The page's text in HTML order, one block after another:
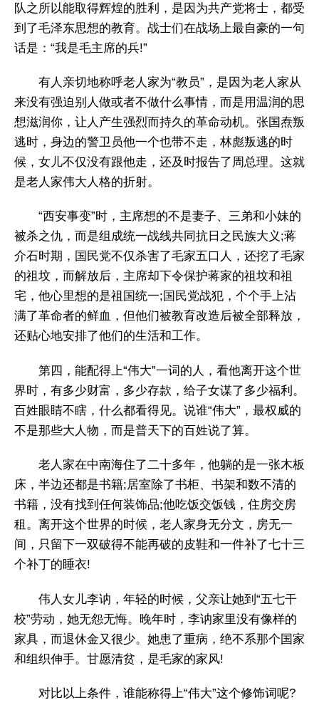
队之所以能取得辉煌的胜利，是因为共产党将士，都受
到了毛泽东思想的教育。战士们在战场上最自豪的一句
话是：“我是毛主席的兵!”
有人亲切地称呼老人家为“教员”，是因为老人家从
来没有强迫别人做或者不做什么事情，而是用温润的思
想滋润你，让人产生强烈而持久的革命动机。张国焘叛
逃时，身边的警卫员他一个也带不走，林彪叛逃的时
候，女儿不仅没有跟他走，还及时报告了周总理。这就
是老人家伟大人格的折射。
“西安事变”时，主席想的不是妻子、三弟和小妹的
被杀之仇，而是组成统一战线共同抗日之民族大义;蒋
介石时期，国民党不仅杀害了毛家五口人，还挖了毛家
的祖坟，而解放后，主席却下令保护蒋家的祖坟和祖
宅，他心里想的是祖国统一;国民党战犯，个个手上沾
满了革命者的鲜血，但他们被教育改造后被全部释放，
还贴心地安排了他们的生活和工作。
第四，能配得上“伟大”一词的人，看他离开这个世
界时，有多少财富，多少存款，给子女谋了多少福利。
百姓眼睛不瞎，什么都看得见。说谁“伟大”，最权威的
不是那些大人物，而是普天下的百姓说了算。
老人家在中南海住了二十多年，他躺的是一张木板
床，半边还都是书籍;居室除了书柜、书架和数不清的
书籍，没有找到任何装饰品;他吃饭交饭钱，住房交房
租。离开这个世界的时候，老人家身无分文，房无一
间，只留下一双破得不能再破的皮鞋和一件补了七十三
个补丁的睡衣!
伟人女儿李讷，年轻的时候，父亲让她到“五七干
校”劳动，她无怨无悔。晚年时，李讷家里没有像样的
家具，而退休金又很少。她患了重病，绝不系那个国家
和组织伸手。甘愿清贫，是毛家的家风!
对比以上条件，谁能称得上“伟大”这个修饰词呢?